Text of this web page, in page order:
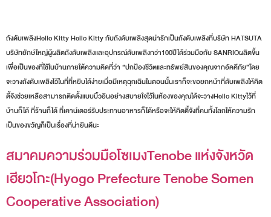
ถังดับเพลิงHello Kitty Hello Kitty กับถังดับเพลิงสุดน่ารักเป็นถังดับเพลิงที่บริษัท HATSUTA
บริษัทยักษ์ใหญ่ผู้ผลิตถังดับเพลิงและอุปกรณ์ดับเพลิงกว่า100ปีได้ร่วมมือกับ SANRIOผลิตขึ้น
เพื่อเป็นของที่ใช้ในบ้านภายใต้ความคิดที่ว่า “ปกป้องชีวิตและทรัพย์สินของคุณจากอัคคีภัย”โดย
จะวางถังดับเพลิงไว้ในที่ที่หยิบได้ง่ายเมื่อมีเหตุฉุกเฉินในตอนนั้นเราก็จะขอยกหน้าที่ดับเพลิงให้คิต
ตี้จังช่วยเหลือสามารถติดตั้งแบบบิ้วอินอย่างสบายใจไว้ในห้องของคุณได้จะวางHello Kittyไว้ที่
บ้านก็ได้ ที่ร้านก็ได้ ที่เคาน์เตอร์รับประทานอาหารก็ได้หรือจะให้คิตตี้จังที่คนทั้งโลกให้ความรัก
เป็นของขวัญก็เป็นเรื่องที่น่ายินดีนะ
สมาคมความร่วมมือโซเมงTenobe แห่งจังหวัด
เฮียวโกะ(Hyogo Prefecture Tenobe Somen
Cooperative Association)